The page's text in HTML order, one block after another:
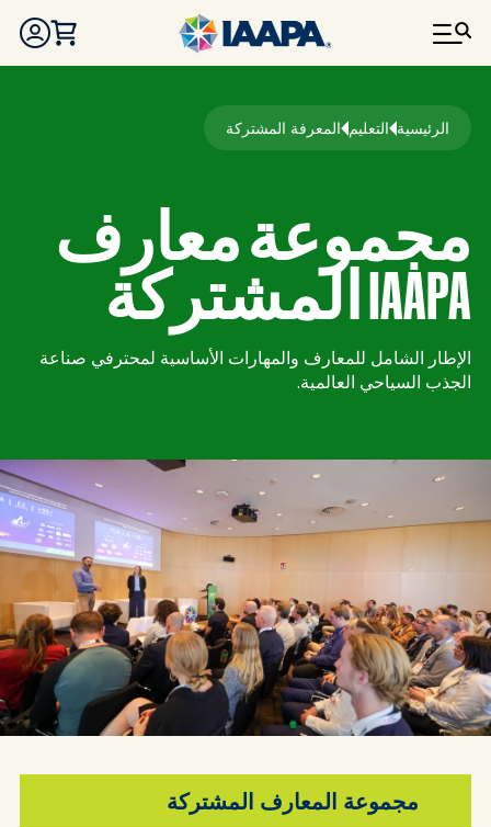
تجاوز إلى المحتوى الرئيسي
مسار التنقل
الرئيسية التعليم المعرفة المشتركة
مجموعة معارف
IAAPA المشتركة
الإطار الشامل للمعارف والمهارات الأساسية لمحترفي صناعة
الجذب السياحي العالمية.
مجموعة المعارف المشتركة